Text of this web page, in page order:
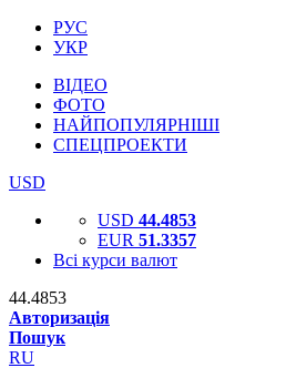
РУС
УКР
ВІДЕО
ФОТО
НАЙПОПУЛЯРНІШІ
СПЕЦПРОЕКТИ
USD
USD 44.4853
EUR 51.3357
Всі курси валют
44.4853
Авторизація
Пошук
RU